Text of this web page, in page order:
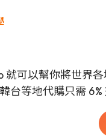
就可以幫你將世界
台等地代購只需